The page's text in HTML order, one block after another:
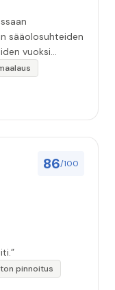
sääolosuhteiden
vuoksi
on oikein
tehtiin
maalareille:
86/100
pinnoitus